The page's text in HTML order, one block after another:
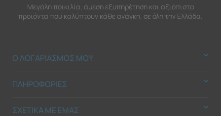
Μεγάλη ποικιλία, άμεση εξυπηρέτηση και αξιόπιστα
προϊόντα που καλύπτουν κάθε ανάγκη, σε όλη την Ελλάδα.
Ο ΛΟΓΑΡΙΑΣΜΟΣ ΜΟΥ
ΠΛΗΡΟΦΟΡΙΕΣ
ΣΧΕΤΙΚΑ ΜΕ ΕΜΑΣ